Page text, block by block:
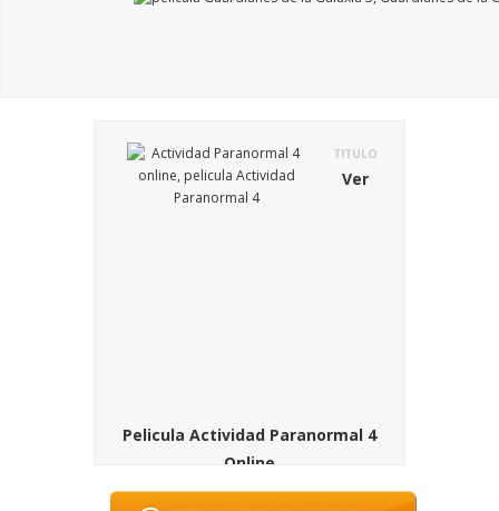
TITULO
Ver
Pelicula Actividad Paranormal 4
Online
SINOPSIS